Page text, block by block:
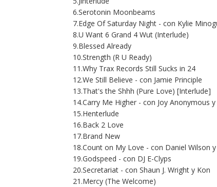
6.Serotonin Moonbeams
7.Edge Of Saturday Night - con Kylie
8.U Want 6 Grand 4 Wut (Interlude)
9.Blessed Already
10.Strength (R U Ready)
11.Why Trax Records Still Sucks in 24
12.We Still Believe - con Jamie Principle
13.That's the Shhh (Pure Love) [Interlude]
14.Carry Me Higher - con Joy Anonymous
15.Henterlude
16.Back 2 Love
17.Brand New
18.Count on My Love - con Daniel Wilson
19.Godspeed - con DJ E-Clyps
20.Secretariat - con Shaun J. Wright y Kon
21.Mercy (The Welcome)